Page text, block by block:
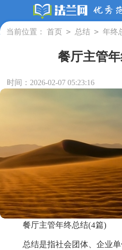
当前位置： 首页 > 总结 > 年终
餐厅主管
时间：2026-02-07 05:23:16
餐厅主管年终总结(4篇)
总结是指社会团体、企业